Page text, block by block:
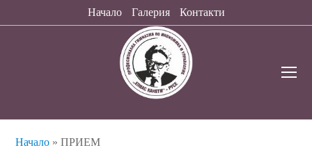
Начало Галерия Контакти
Начало »ПРИЕМ